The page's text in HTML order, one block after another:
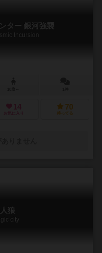
ター 銀河強襲
Incursion
14
お気に入り
70
持ってる
狼
city